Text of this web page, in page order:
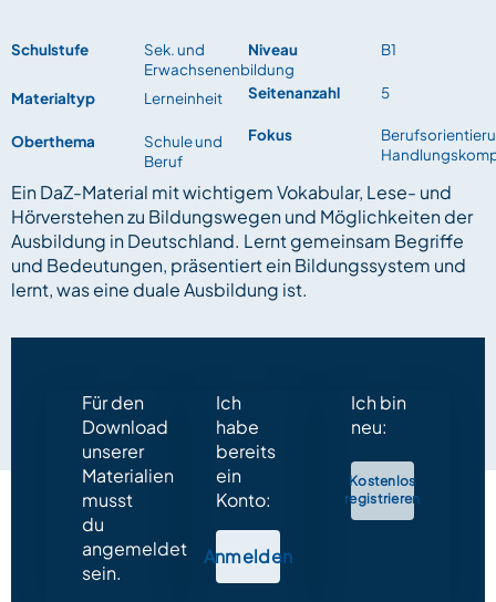
Schulstufe
Sek. und
Erwachsenenbildung
Materialtyp
Lerneinheit
Oberthema
Schule und
Beruf
Niveau B1
Seitenanzahl 5
Fokus
Ein DaZ-Material mit wichtigem Vokabular, Lese- und
Hörverstehen zu Bildungswegen und Möglichkeiten der
Ausbildung in Deutschland. Lernt gemeinsam Begriffe
und Bedeutungen, präsentiert ein Bildungssystem und
lernt, was eine duale Ausbildung ist.
Für den
Download
unserer
Materialien
musst
du
angemeldet
sein.
Ich
habe
bereits
ein
Konto:
Anmelden
Ich bin
neu:
Kostenlos
registrieren